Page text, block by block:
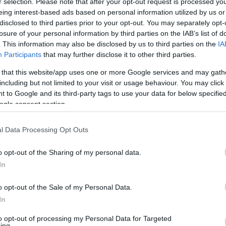
interest-based ads based on personal information utilized by us
to third parties prior to your opt-out. You may separately
of your personal information by third parties on the IAB’s list of
This information may also be disclosed by us to third parties on the
Participants that may further disclose it to other third parties.
that this website/app uses one or more Google services and may
but not limited to your visit or usage behaviour. You may
to Google and its third-party tags to use your data for below
consent section.
Data Processing Opt Outs
opt-out of the Sharing of my personal data.
opt-out of the Sale of my Personal Data.
opt-out of processing my Personal Data for Targeted
diákjainak ünnepi műsora lesz látható a
felsőoktatási intézmények is felidézik a 60 éve
Egyetem Székesfehérvári Campusának, a
Regia Műszaki Karának hallgatói megemlékezést
az 1956-os fehérvári forradalmi eseményekre
tértől a Hotel Magyar Király előtti térig - öt
építve elevenedik majd meg a történet
27-én az 1956: A szabadság narratívái című
Díszterme ad otthont.